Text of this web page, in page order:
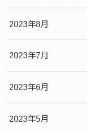
2023年8月
2023年7月
2023年6月
2023年5月